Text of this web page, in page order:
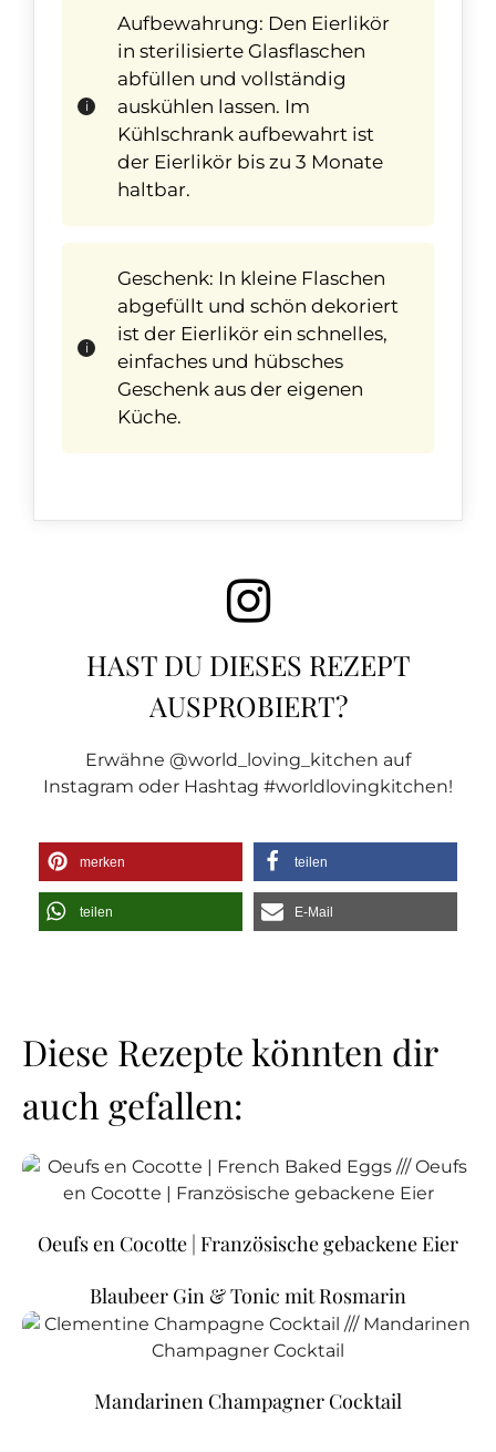
Aufbewahrung: Den Eierlikör
in sterilisierte Glasflaschen
abfüllen und vollständig
auskühlen lassen. Im
Kühlschrank aufbewahrt ist
der Eierlikör bis zu 3 Monate
haltbar.
Geschenk: In kleine Flaschen
abgefüllt und schön dekoriert
ist der Eierlikör ein schnelles,
einfaches und hübsches
Geschenk aus der eigenen
Küche.
HAST DU DIESES REZEPT
AUSPROBIERT?
Erwähne @world_loving_kitchen auf
Instagram oder Hashtag #worldlovingkitchen!
merken teilen
teilen E-Mail
Diese Rezepte könnten dir
auch gefallen:
Oeufs en Cocotte | Französische gebackene Eier
Blaubeer Gin & Tonic mit Rosmarin
Mandarinen Champagner Cocktail